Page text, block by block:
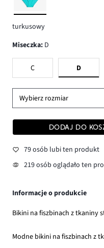
turkusowy
Miseczka: D
C D
Wybierz rozmiar
DODAJ DO
79 osób lubi ten produkt
219 osób oglądało ten
Informacje o produkcie
Bikini na fiszbinach z tkaniny
Modne bikini na fiszbinach z